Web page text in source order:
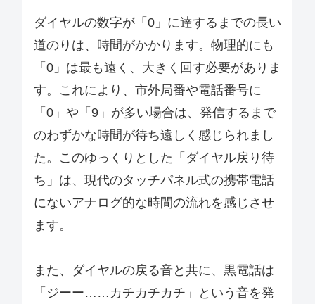
ダイヤルの数字が「0」に達するまでの長い
道のりは、時間がかかります。物理的にも
「0」は最も遠く、大きく回す必要がありま
す。これにより、市外局番や電話番号に
「0」や「9」が多い場合は、発信するまで
のわずかな時間が待ち遠しく感じられまし
た。このゆっくりとした「ダイヤル戻り待
ち」は、現代のタッチパネル式の携帯電話
にないアナログ的な時間の流れを感じさせ
ます。
また、ダイヤルの戻る音と共に、黒電話は
「ジーー……カチカチカチ」という音を発